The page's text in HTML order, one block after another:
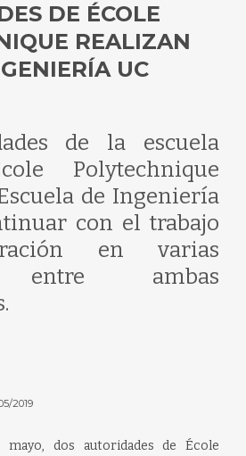
DE ÉCOLE
REALIZAN
UC
de la escuela
Polytechnique
de Ingeniería
con el trabajo
en varias
entre ambas
2019
dos autoridades de École